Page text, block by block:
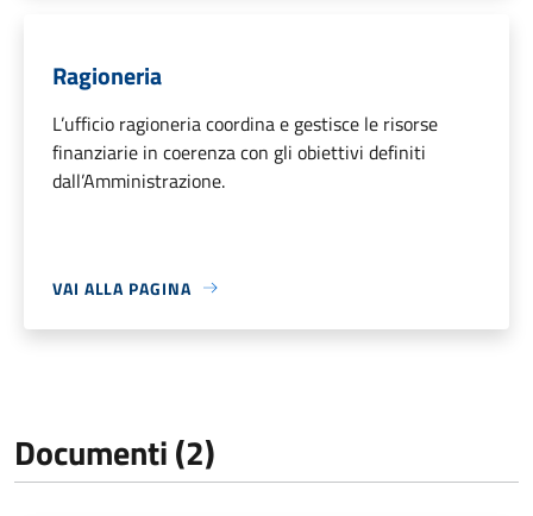
Ragioneria
L’ufficio ragioneria coordina e gestisce le risorse
finanziarie in coerenza con gli obiettivi definiti
dall’Amministrazione.
VAI ALLA PAGINA
Documenti (2)